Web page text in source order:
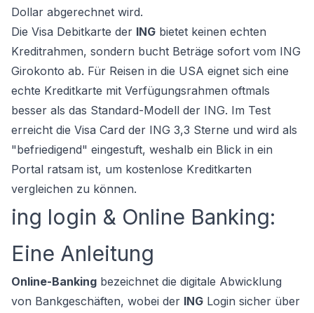
Dollar abgerechnet wird.
Die Visa Debitkarte der ING bietet keinen echten
Kreditrahmen, sondern bucht Beträge sofort vom ING
Girokonto ab. Für Reisen in die USA eignet sich eine
echte Kreditkarte mit Verfügungsrahmen oftmals
besser als das Standard-Modell der ING. Im Test
erreicht die Visa Card der ING 3,3 Sterne und wird als
"befriedigend" eingestuft, weshalb ein Blick in ein
Portal ratsam ist, um kostenlose Kreditkarten
vergleichen zu können.
ing login & Online Banking:
Eine Anleitung
Online-Banking bezeichnet die digitale Abwicklung
von Bankgeschäften, wobei der ING Login sicher über